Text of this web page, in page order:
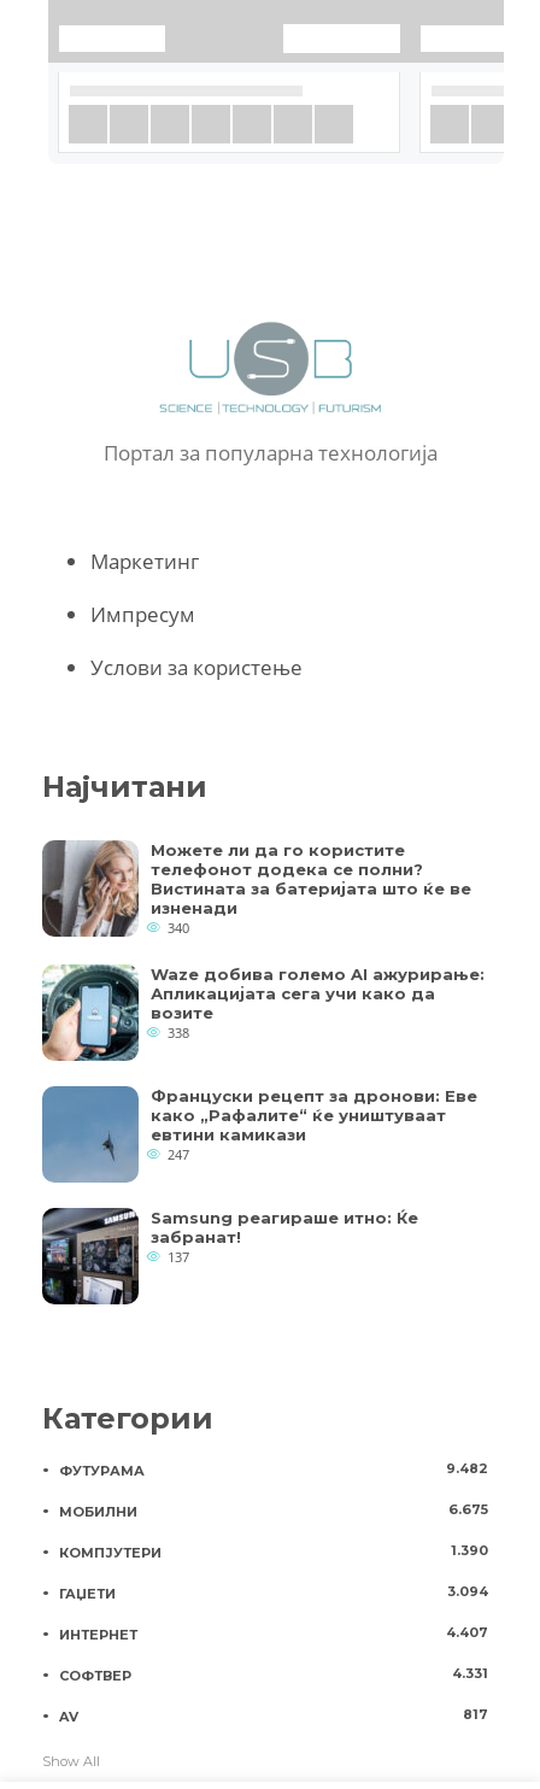
Портал за популарна технологија
Маркетинг
Импресум
Услови за користење
Најчитани
Можете ли да го користите
телефонот додека се полни?
Вистината за батеријата што ќе ве
изненади
340
Waze добива големо AI ажурирање:
Апликацијата сега учи како да
возите
338
Француски рецепт за дронови: Еве
како „Рафалите“ ќе уништуваат
евтини камикази
247
Samsung реагираше итно: Ќе
забранат!
137
Категории
ФУТУРАМА 9.482
МОБИЛНИ 6.675
КОМПЈУТЕРИ 1.390
ГАЏЕТИ 3.094
ИНТЕРНЕТ 4.407
СОФТВЕР 4.331
AV 817
Show All